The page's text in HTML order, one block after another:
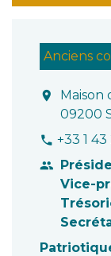
Anciens
location_on
Maison
09200
phone +33 1
people
Vice-